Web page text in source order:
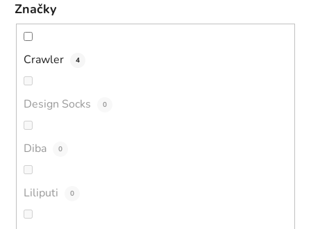
Značky
Crawler 4
Design Socks 0
Diba 0
Liliputi 0